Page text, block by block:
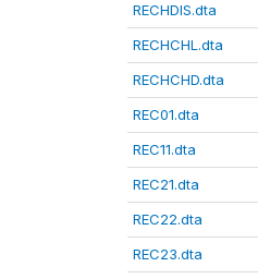
RECHDIS.dta
RECHCHL.dta
RECHCHD.dta
REC01.dta
REC11.dta
REC21.dta
REC22.dta
REC23.dta